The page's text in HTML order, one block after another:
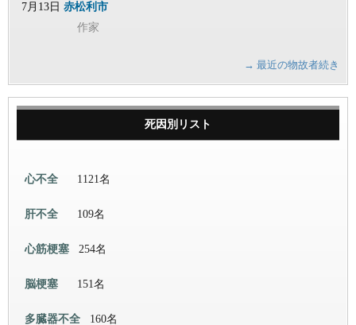
7月13日 赤松利市
作家
→ 最近の物故者続き
死因別リスト
心不全 1121名
肝不全 109名
心筋梗塞 254名
脳梗塞 151名
多臓器不全 160名